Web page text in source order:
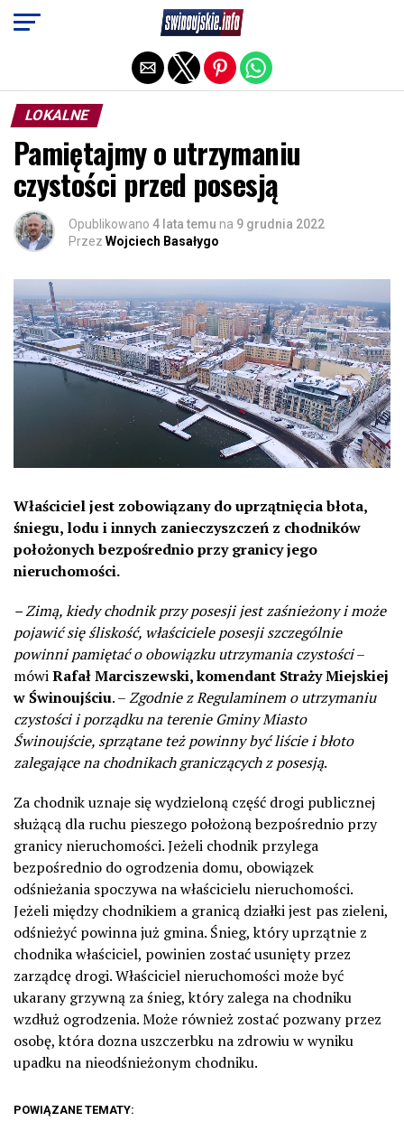
LOKALNE
Pamiętajmy o utrzymaniu
czystości przed posesją
Opublikowano 4 lata temu na 9 grudnia 2022
Przez Wojciech Basałygo
Właściciel jest zobowiązany do uprzątnięcia błota,
śniegu, lodu i innych zanieczyszczeń z chodników
położonych bezpośrednio przy granicy jego
nieruchomości.
– Zimą, kiedy chodnik przy posesji jest zaśnieżony i może
pojawić się śliskość, właściciele posesji szczególnie
powinni pamiętać o obowiązku utrzymania czystości–
mówiRafał Marciszewski, komendant Straży Miejskiej
w Świnoujściu. –Zgodnie z Regulaminem o utrzymaniu
czystości i porządku na terenie Gminy Miasto
Świnoujście, sprzątane też powinny być liście i błoto
zalegające na chodnikach graniczących z posesją.
Za chodnik uznaje się wydzieloną część drogi publicznej
służącą dla ruchu pieszego położoną bezpośrednio przy
granicy nieruchomości. Jeżeli chodnik przylega
bezpośrednio do ogrodzenia domu, obowiązek
odśnieżania spoczywa na właścicielu nieruchomości.
Jeżeli między chodnikiem a granicą działki jest pas zieleni,
odśnieżyć powinna już gmina. Śnieg, który uprzątnie z
chodnika właściciel, powinien zostać usunięty przez
zarządcę drogi. Właściciel nieruchomości może być
ukarany grzywną za śnieg, który zalega na chodniku
wzdłuż ogrodzenia. Może również zostać pozwany przez
osobę, która dozna uszczerbku na zdrowiu w wyniku
upadku na nieodśnieżonym chodniku.
POWIĄZANE TEMATY:
Exit mobile version